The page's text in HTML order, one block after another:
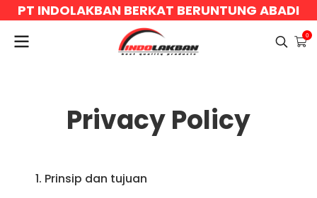
PT INDOLAKBAN BERKAT BERUNTUNG ABADI
0
Privacy Policy
1. Prinsip dan tujuan